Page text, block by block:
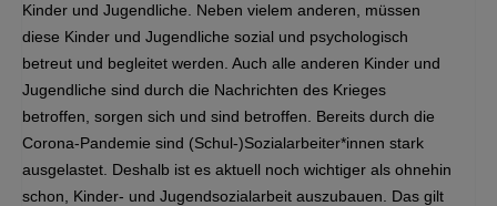
Kinder und Jugendliche. Neben vielem anderen, müssen
diese Kinder und Jugendliche sozial und psychologisch
betreut und begleitet werden. Auch alle anderen Kinder und
Jugendliche sind durch die Nachrichten des Krieges
betroffen, sorgen sich und sind betroffen. Bereits durch die
Corona-Pandemie sind (Schul-)Sozialarbeiter*innen stark
ausgelastet. Deshalb ist es aktuell noch wichtiger als ohnehin
schon, Kinder- und Jugendsozialarbeit auszubauen. Das gilt